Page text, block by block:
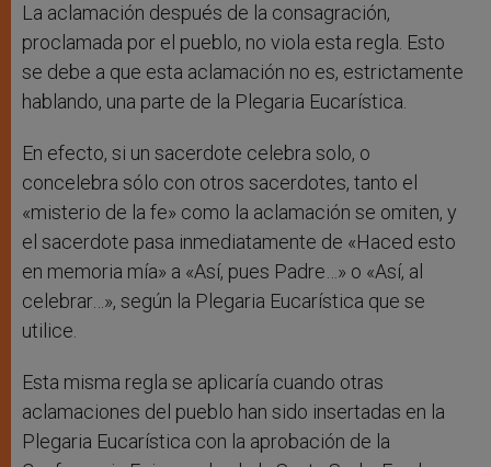
La aclamación después de la consagración,
proclamada por el pueblo, no viola esta regla. Esto
se debe a que esta aclamación no es, estrictamente
hablando, una parte de la Plegaria Eucarística.
En efecto, si un sacerdote celebra solo, o
concelebra sólo con otros sacerdotes, tanto el
«misterio de la fe» como la aclamación se omiten, y
el sacerdote pasa inmediatamente de «Haced esto
en memoria mía» a «Así, pues Padre…» o «Así, al
celebrar…», según la Plegaria Eucarística que se
utilice.
Esta misma regla se aplicaría cuando otras
aclamaciones del pueblo han sido insertadas en la
Plegaria Eucarística con la aprobación de la